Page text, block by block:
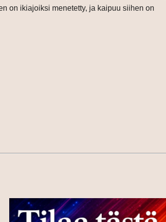
on ikiajoiksi menetetty, ja kaipuu siihen on